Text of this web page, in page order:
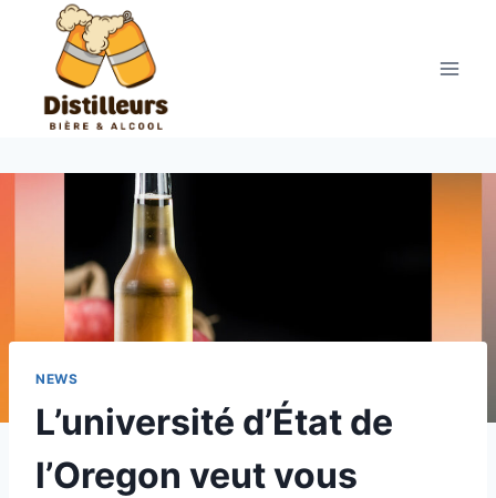
contenu
NEWS
L’université d’État de
l’Oregon veut vous